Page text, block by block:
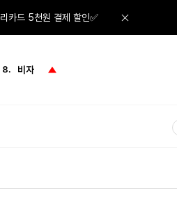
카드 5천원 결제 할인✅
6. 마스카라
8. 비자